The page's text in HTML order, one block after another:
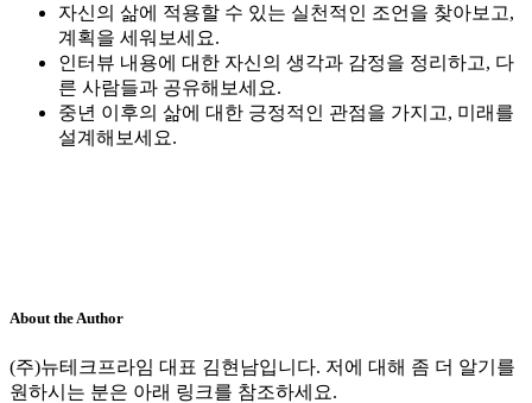
자신의 삶에 적용할 수 있는 실천적인 조언을 찾아보고,
계획을 세워보세요.
인터뷰 내용에 대한 자신의 생각과 감정을 정리하고, 다
른 사람들과 공유해보세요.
중년 이후의 삶에 대한 긍정적인 관점을 가지고, 미래를
설계해보세요.
About the Author
(주)뉴테크프라임 대표 김현남입니다. 저에 대해 좀 더 알기를
원하시는 분은 아래 링크를 참조하세요.